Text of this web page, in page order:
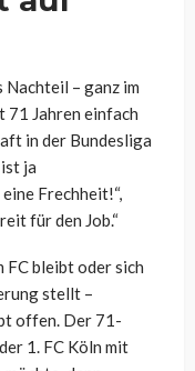
– ganz im
71 Jahren einfach
in der Bundesliga
ja
Frechheit!“,
für den Job.“
FC bleibt oder sich
stellt –
offen. Der 71-
1. FC Köln mit